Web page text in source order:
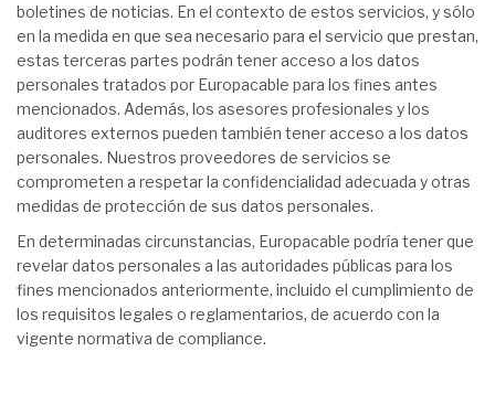
boletines de noticias. En el contexto de estos servicios, y sólo
en la medida en que sea necesario para el servicio que prestan,
estas terceras partes podrán tener acceso a los datos
personales tratados por Europacable para los fines antes
mencionados. Además, los asesores profesionales y los
auditores externos pueden también tener acceso a los datos
personales. Nuestros proveedores de servicios se
comprometen a respetar la confidencialidad adecuada y otras
medidas de protección de sus datos personales.
En determinadas circunstancias, Europacable podría tener que
revelar datos personales a las autoridades públicas para los
fines mencionados anteriormente, incluido el cumplimiento de
los requisitos legales o reglamentarios, de acuerdo con la
vigente normativa de compliance.